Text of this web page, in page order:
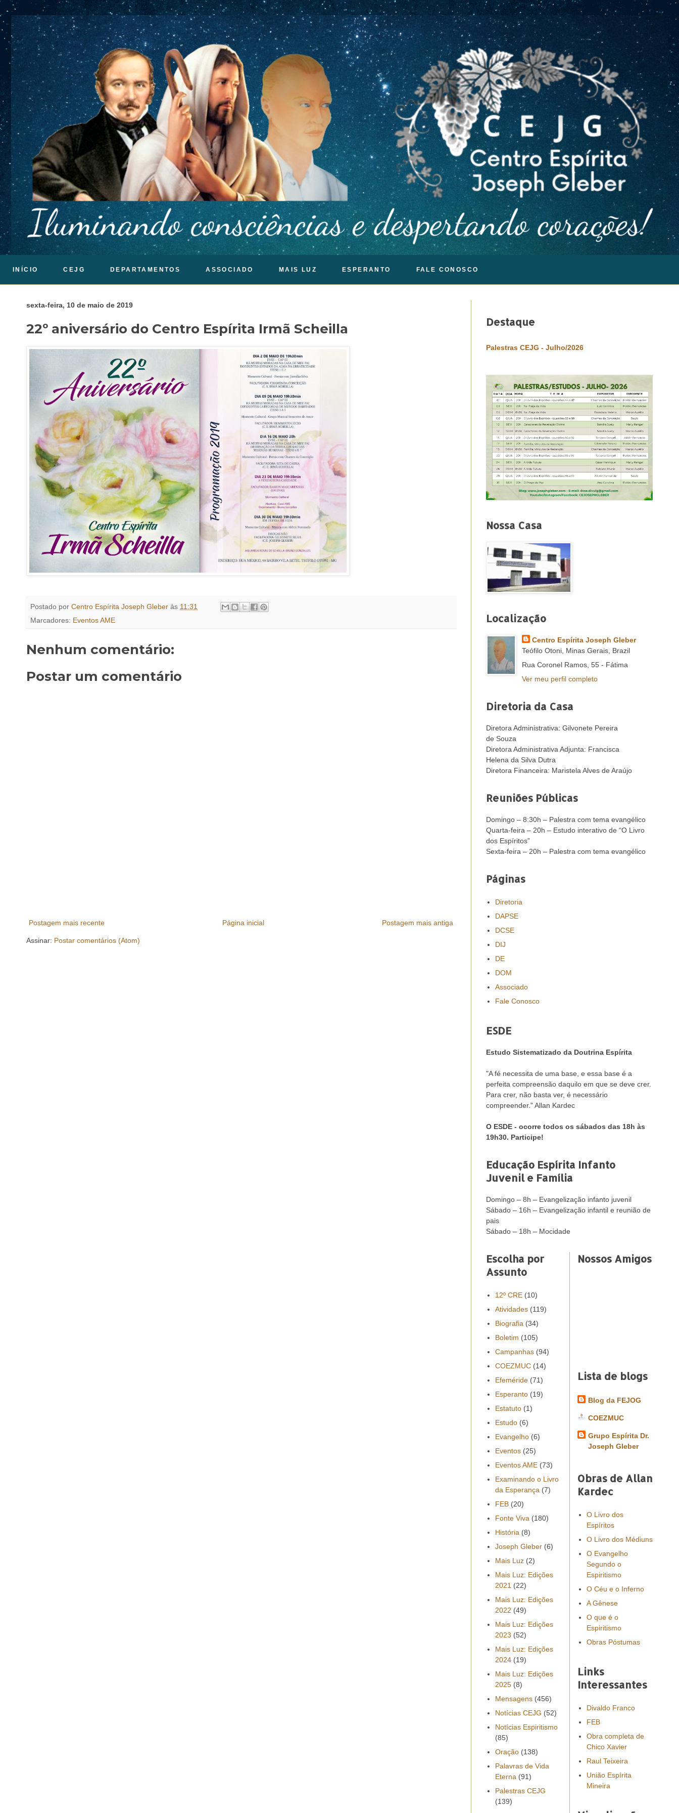
INÍCIO CEJG DEPARTAMENTOS ASSOCIADO MAIS LUZ ESPERANTO FALE CONOSCO
sexta-feira, 10 de maio de 2019
22º aniversário do Centro Espírita Irmã Scheilla
Postado por Centro Espírita Joseph Gleber às 11:31
Marcadores: Eventos AME
Nenhum comentário:
Postar um comentário
Postagem mais recente Postagem mais antiga
Página inicial
Assinar: Postar comentários (Atom)
Destaque
Palestras CEJG - Julho/2026
Nossa Casa
Localização
Centro Espírita Joseph Gleber
Teófilo Otoni, Minas Gerais, Brazil
Rua Coronel Ramos, 55 - Fátima
Ver meu perfil completo
Diretoria da Casa
Diretora Administrativa: Gilvonete Pereira
de Souza
Diretora Administrativa Adjunta: Francisca
Helena da Silva Dutra
Diretora Financeira: Maristela Alves de Araújo
Reuniões Públicas
Domingo – 8:30h – Palestra com tema evangélico
Quarta-feira – 20h – Estudo interativo de “O Livro
dos Espíritos”
Sexta-feira – 20h – Palestra com tema evangélico
Páginas
Diretoria
DAPSE
DCSE
DIJ
DE
DOM
Associado
Fale Conosco
ESDE
Estudo Sistematizado da Doutrina Espírita
"A fé necessita de uma base, e essa base é a
perfeita compreensão daquilo em que se deve crer.
Para crer, não basta ver, é necessário
compreender." Allan Kardec
O ESDE - ocorre todos os sábados das 18h às
19h30. Participe!
Educação Espírita Infanto
Juvenil e Família
Domingo – 8h – Evangelização infanto juvenil
Sábado – 16h – Evangelização infantil e reunião de
pais
Sábado – 18h – Mocidade
Escolha por
Assunto
12º CRE (10)
Atividades (119)
Biografia (34)
Boletim (105)
Campanhas (94)
COEZMUC (14)
Efeméride (71)
Esperanto (19)
Estatuto (1)
Estudo (6)
Evangelho (6)
Eventos (25)
Eventos AME (73)
Examinando o Livro
da Esperança (7)
FEB (20)
Fonte Viva (180)
História (8)
Joseph Gleber (6)
Mais Luz (2)
Mais Luz: Edições
2021 (22)
Mais Luz: Edições
2022 (49)
Mais Luz: Edições
2023 (52)
Mais Luz: Edições
2024 (19)
Mais Luz: Edições
2025 (8)
Mensagens (456)
Notícias CEJG (52)
Notícias Espiritismo
(85)
Oração (138)
Palavras de Vida
Eterna (91)
Palestras CEJG
(139)
Nossos Amigos
Lista de blogs
Blog da FEJOG
COEZMUC
Grupo Espírita Dr.
Joseph Gleber
Obras de Allan
Kardec
O Livro dos
Espíritos
O Livro dos Médiuns
O Evangelho
Segundo o
Espiritismo
O Céu e o Inferno
A Gênese
O que é o
Espiritismo
Obras Póstumas
Links
Interessantes
Divaldo Franco
FEB
Obra completa de
Chico Xavier
Raul Teixeira
União Espírita
Mineira